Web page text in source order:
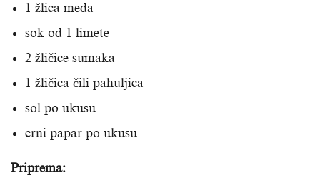
1 žlica meda
sok od 1 limete
2 žličice sumaka
1 žličica čili pahuljica
sol po ukusu
crni papar po ukusu
Priprema: